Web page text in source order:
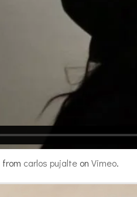
from carlos pujalte on Vimeo.